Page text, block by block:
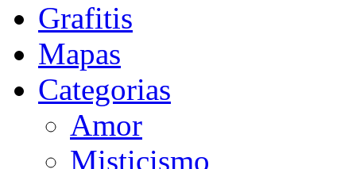
Grafitis
Mapas
Categorias
Amor
Misticismo